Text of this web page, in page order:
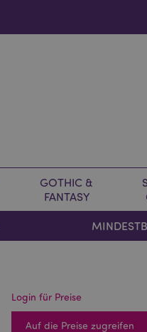
GOTHIC &
FANTASY
Login für Preise
Auf die Preise zugreifen